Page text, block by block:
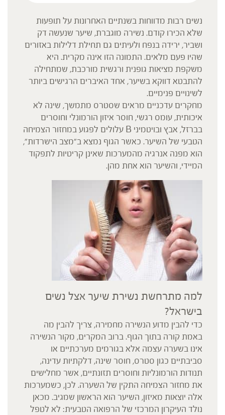
נשים רבות מדווחות בשנתיים האחרונות על תופעות
שלא הכירו קודם. נשירה מוגברת, שיער שנעשה דק
ושביר, ירידה בנפח ולעיתים גם תחילת דלילות באזורים
שהיו פעם מלאים. התמונה הזו אינה מקרית. היא
משקפת מציאות גופנית ורגשית מורכבת, שמתחילה
להתבטא דווקא בשיער, אחד האיברים הרגישים ביותר
לשינויים פנימיים.
מחקרים עדכניים מראים שסטרס מתמשך, שינה לא
איכותית, עומס רגשי, חוסר איזון הורמונלי וחוסרים
בברזל, אבץ ובויטמיני B עלולים לפגוע במחזור הצמיחה
הטבעי של השיער. כאשר הגוף נמצא ב"מצב הישרדות",
הוא מפנה אנרגיה מהמערכות שאינן קריטיות לתפקוד
המיידי, והשיער הוא אחת מהן.
למה מתרחשת נשירת שיער אצל נשים
בישראל?
כדי להבין מדוע הנשירה מחמירה, צריך להבין מה
באמת קורה בתוך הגוף. ברוב המקרים, מקור הנשירה
אינו בשערה עצמה אלא בגורמים מערכתיים או
סביבתיים כגון סטרס, חוסר שינה, דלקתיות עדינה,
תנודות הורמונליות וחוסרים תזונתיים, אשר מחלישים
את מחזור הצמיחה התקין של השערה. לכן, כשמערכות
אלה יוצאות מאיזון, השיער הוא הראשון שמגיב. מכאן
נולד העיקרון המרכזי של הרפואה הטבעית: לא לטפל